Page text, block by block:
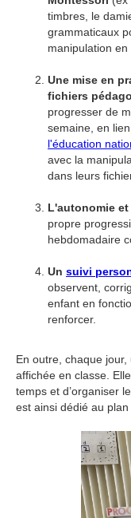
timbres, le
grammaticaux
manipulation en
Une mise en
fichiers
progresser de
semaine, en
l'éducation
avec la
dans leurs
L'autonomie
propre
hebdomadaire
Un suivi
observent,
enfant en
renforcer.
En outre, chaque jour,
affichée en classe.
temps et d’organiser
est ainsi dédié au plan